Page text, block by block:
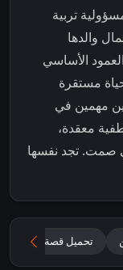
تربية
والدها
العمود الأساسي
مستقرة
مهمين في
معقدة،
صمت. تجد نفسها
تحميل قصة قلبين 2026 مترجم للعربية